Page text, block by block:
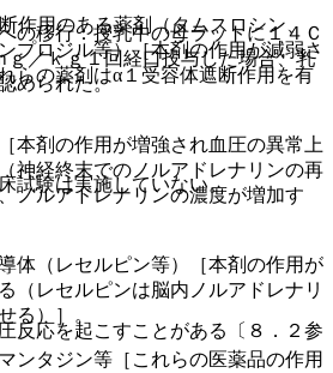
の移行：授乳中の母ラットに１４Ｃ
ｇ／ｋｇ１回経口投与した場合、乳
められた。
試験は実施していない。
反応を起こすことがある〔８．２参
作用のある薬剤（タムスロシン、
プロジル等）［本剤の作用が減弱さ
らの薬剤はα１受容体遮断作用を有
剤の作用が増強され血圧の異常上
神経終末でのノルアドレナリンの再
ノルアドレナリンの濃度が増加す
体（レセルピン等）［本剤の作用が
（レセルピンは脳内ノルアドレナリ
る）］。
タジン等［これらの医薬品の作用